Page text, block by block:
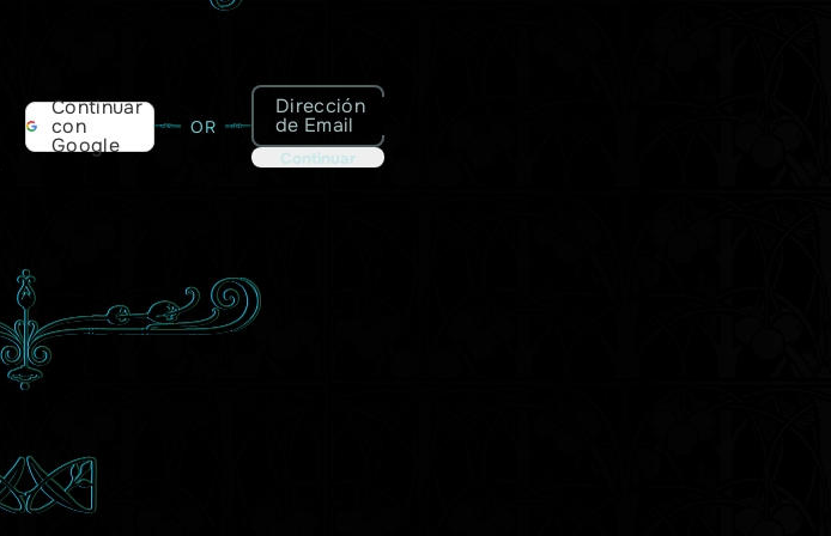
Continuar
con
Google
OR
Dirección
de Email
Continuar